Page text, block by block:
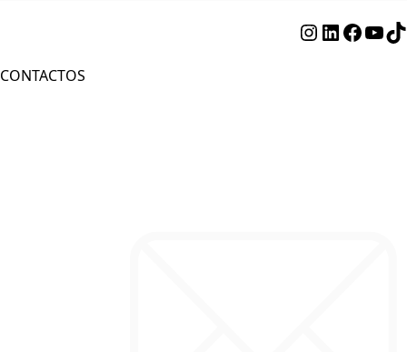
Instagram
CONTACTOS